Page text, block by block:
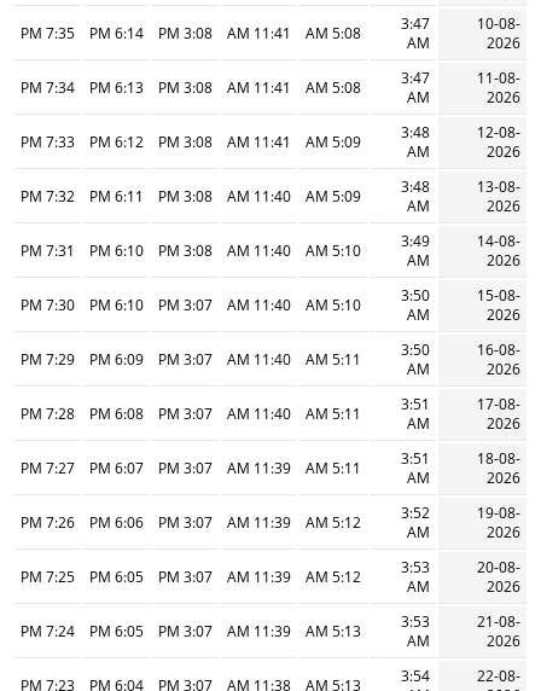
10-08-
2026
3:47
AM
5:08 AM
11:41 AM
3:08 PM
6:14 PM
7:35 PM
11-08-
2026
3:47
AM
5:08 AM
11:41 AM
3:08 PM
6:13 PM
7:34 PM
12-08-
2026
3:48
AM
5:09 AM
11:41 AM
3:08 PM
6:12 PM
7:33 PM
13-08-
2026
3:48
AM
5:09 AM
11:40 AM
3:08 PM
6:11 PM
7:32 PM
14-08-
2026
3:49
AM
5:10 AM
11:40 AM
3:08 PM
6:10 PM
7:31 PM
15-08-
2026
3:50
AM
5:10 AM
11:40 AM
3:07 PM
6:10 PM
7:30 PM
16-08-
2026
3:50
AM
5:11 AM
11:40 AM
3:07 PM
6:09 PM
7:29 PM
17-08-
2026
3:51
AM
5:11 AM
11:40 AM
3:07 PM
6:08 PM
7:28 PM
18-08-
2026
3:51
AM
5:11 AM
11:39 AM
3:07 PM
6:07 PM
7:27 PM
19-08-
2026
3:52
AM
5:12 AM
11:39 AM
3:07 PM
6:06 PM
7:26 PM
20-08-
2026
3:53
AM
5:12 AM
11:39 AM
3:07 PM
6:05 PM
7:25 PM
21-08-
2026
3:53
AM
5:13 AM
11:39 AM
3:07 PM
6:05 PM
7:24 PM
22-08-
3:54
5:13 AM
11:38 AM
3:07 PM
6:04 PM
7:23 PM